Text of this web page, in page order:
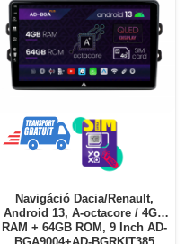
Navigáció Dacia/Renault,
Android 13, A-octacore / 4GB
RAM + 64GB ROM, 9 Inch AD-